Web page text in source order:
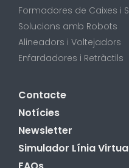
Formadores de Caixes i
Solucions amb Robots
Alineadors i Voltejadors
Enfardadores i Retràctils
Contacte
Notícies
Newsletter
Simulador Línia